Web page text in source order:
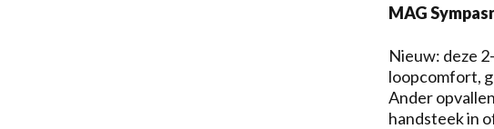
MAG
Nieuw: deze
loopcomfort,
Ander
handsteek in